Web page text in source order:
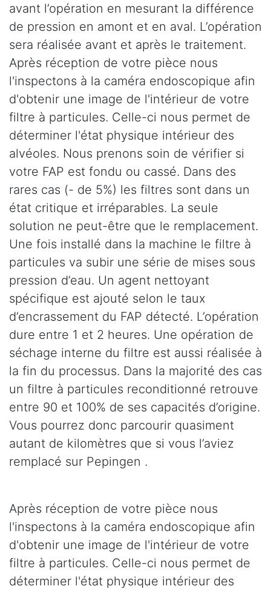
avant l’opération en mesurant la différence
de pression en amont et en aval. L’opération
sera réalisée avant et après le traitement.
Après réception de votre pièce nous
l'inspectons à la caméra endoscopique afin
d'obtenir une image de l'intérieur de votre
filtre à particules. Celle-ci nous permet de
déterminer l'état physique intérieur des
alvéoles. Nous prenons soin de vérifier si
votre FAP est fondu ou cassé. Dans des
rares cas (- de 5%) les filtres sont dans un
état critique et irréparables. La seule
solution ne peut-être que le remplacement.
Une fois installé dans la machine le filtre à
particules va subir une série de mises sous
pression d’eau. Un agent nettoyant
spécifique est ajouté selon le taux
d’encrassement du FAP détecté. L’opération
dure entre 1 et 2 heures. Une opération de
séchage interne du filtre est aussi réalisée à
la fin du processus. Dans la majorité des cas
un filtre à particules reconditionné retrouve
entre 90 et 100% de ses capacités d’origine.
Vous pourrez donc parcourir quasiment
autant de kilomètres que si vous l’aviez
remplacé sur Pepingen .
Après réception de votre pièce nous
l'inspectons à la caméra endoscopique afin
d'obtenir une image de l'intérieur de votre
filtre à particules. Celle-ci nous permet de
déterminer l'état physique intérieur des